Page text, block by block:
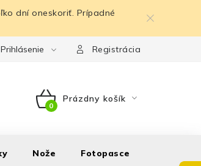
dní oneskoriť. Prípadné
Prihlásenie Registrácia
NÁKUPNÝ
Prázdny košík
Nože Fotopasce